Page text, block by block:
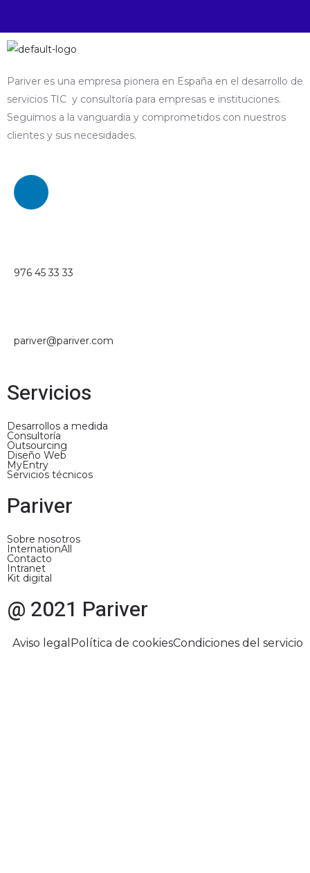
Pariver es una empresa pionera en España en el desarrollo de
servicios TIC y consultoría para empresas e instituciones.
Seguimos a la vanguardia y comprometidos con nuestros
clientes y sus necesidades.
L
d
976 45 33 33
pariver@pariver.com
Servicios
Desarrollos a medida
Consultoría
Outsourcing
Diseño Web
MyEntry
Servicios técnicos
Pariver
Sobre nosotros
InternationAll
Contacto
Intranet
Kit digital
@ 2021 Pariver
Aviso legal Política de cookiesCondiciones del servicio